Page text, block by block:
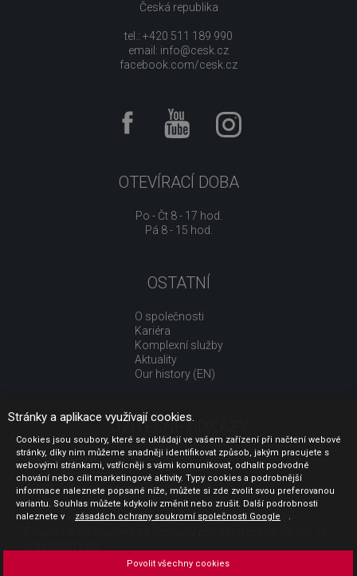
Česká republika
tel.: +420 511 189 990
email: info@cesk.cz
facebook.com/cesk.cz
OTEVÍRACÍ DOBA
Po - Čt 8 - 17 hod.
Pá 8 - 15 hod.
OSTATNÍ
O společnosti
Kariéra
Komplexní služby
Aktuality
Our history (EN)
UŽITEČNÉ ODKAZY
Jak nakupovat
Obchodní podmínky
GDPR - ochrana osobních údajů
Profil zadavatele
Sdělení před uzavřením kupní smlouvy pro spotřebitele
Stránky a aplikace využívají cookies.
Cookies jsou soubory, které se ukládají ve vašem zařízení při načtení webové
stránky, díky nim můžeme snadněji identifikovat způsob, jakým pracujete s
webovými stránkami, vstřícněji s vámi komunikovat, odhalit podvodné
chování nebo cílit marketingové aktivity. Typy cookies a podrobnější
informace naleznete popsané níže, můžete si zde zvolit svou preferovanou
variantu. Souhlas můžete kdykoliv změnit nebo zrušit. Další podrobnosti
naleznete v
zásadách ochrany soukromí společnosti Google .
Povolit všechny cookies